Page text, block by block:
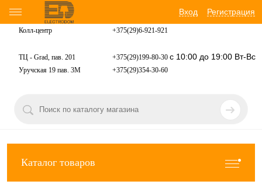
Вход Регистрация
Колл-центр +375(29)6-921-921
ТЦ - Grad, пав. 201 +375(29)199-80-30 с 10:00 до 19:00 Вт-Вс
Уручская 19 пав. 3М +375(29)354-30-60
Каталог товаров